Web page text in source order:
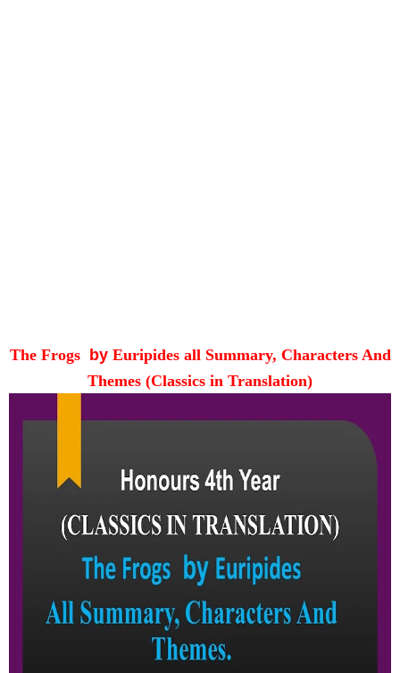
The Frogs by Euripides all Summary, Characters And
Themes (Classics in Translation)